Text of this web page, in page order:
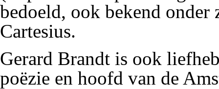
bedoeld, ook bekend onder
Cartesius.
Gerard Brandt is ook
poëzie en hoofd van de